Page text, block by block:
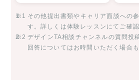
※1 その他提出書類やキャリア面談への
す。詳しくは体験レッスンにてご確認
※2 デザインTA相談チャンネルの質問投
回答についてはお時間いただく場合